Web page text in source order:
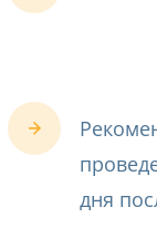
дня